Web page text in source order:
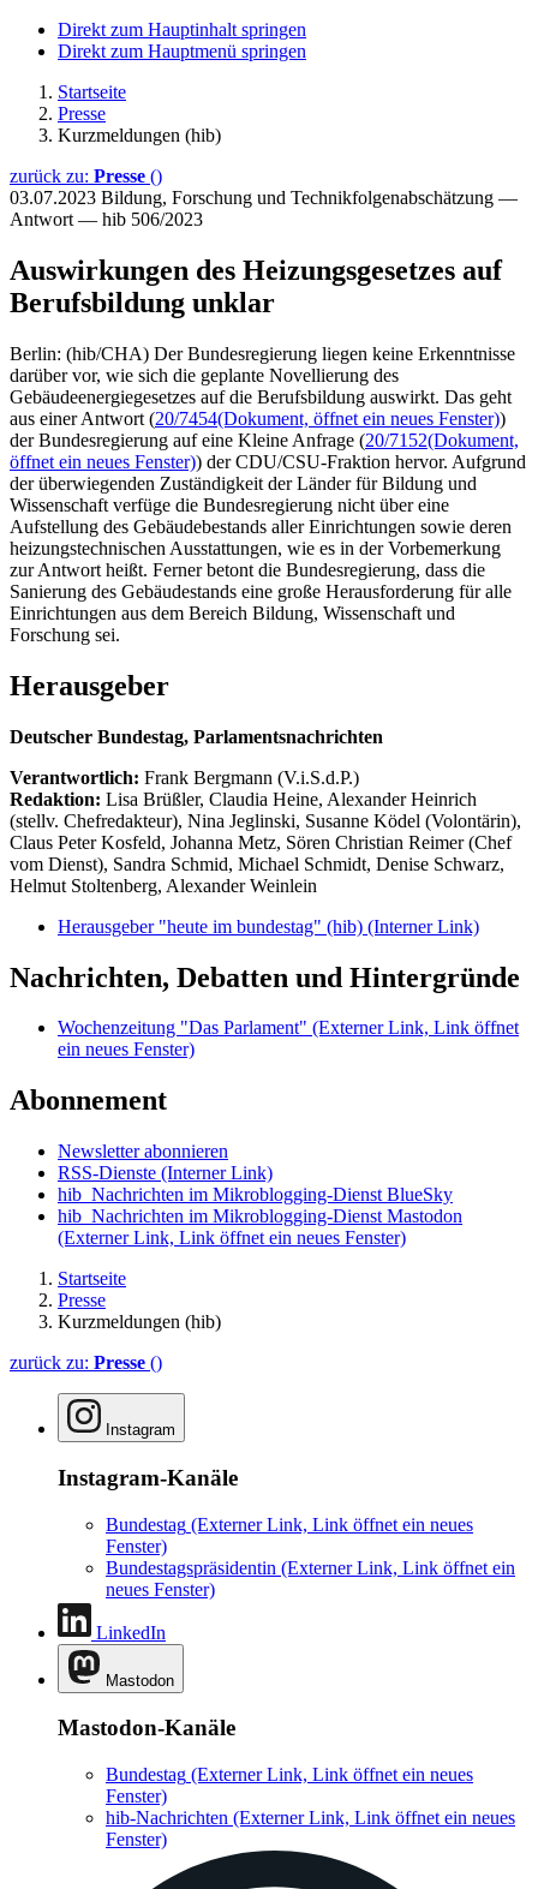
Direkt zum Hauptinhalt springen
Direkt zum Hauptmenü springen
Startseite
Presse
Kurzmeldungen (hib)
zurück zu: Presse ()
03.07.2023 Bildung, Forschung und Technikfolgenabschätzung —
Antwort — hib 506/2023
Auswirkungen des Heizungsgesetzes auf
Berufsbildung unklar
Berlin: (hib/CHA) Der Bundesregierung liegen keine Erkenntnisse
darüber vor, wie sich die geplante Novellierung des
Gebäudeenergiegesetzes auf die Berufsbildung auswirkt. Das geht
aus einer Antwort (20/7454(Dokument, öffnet ein neues Fenster))
der Bundesregierung auf eine Kleine Anfrage (20/7152(Dokument,
öffnet ein neues Fenster)) der CDU/CSU-Fraktion hervor. Aufgrund
der überwiegenden Zuständigkeit der Länder für Bildung und
Wissenschaft verfüge die Bundesregierung nicht über eine
Aufstellung des Gebäudebestands aller Einrichtungen sowie deren
heizungstechnischen Ausstattungen, wie es in der Vorbemerkung
zur Antwort heißt. Ferner betont die Bundesregierung, dass die
Sanierung des Gebäudestands eine große Herausforderung für alle
Einrichtungen aus dem Bereich Bildung, Wissenschaft und
Forschung sei.
Herausgeber
Deutscher Bundestag, Parlamentsnachrichten
Verantwortlich: Frank Bergmann (V.i.S.d.P.)
Redaktion: Lisa Brüßler, Claudia Heine, Alexander Heinrich
(stellv. Chefredakteur), Nina Jeglinski, Susanne Ködel (Volontärin),
Claus Peter Kosfeld, Johanna Metz, Sören Christian Reimer (Chef
vom Dienst), Sandra Schmid, Michael Schmidt, Denise Schwarz,
Helmut Stoltenberg, Alexander Weinlein
Herausgeber "heute im bundestag" (hib) (Interner Link)
Nachrichten, Debatten und Hintergründe
Wochenzeitung "Das Parlament" (Externer Link, Link öffnet
ein neues Fenster)
Abonnement
Newsletter abonnieren
RSS-Dienste (Interner Link)
hib_Nachrichten im Mikroblogging-Dienst BlueSky
hib_Nachrichten im Mikroblogging-Dienst Mastodon
(Externer Link, Link öffnet ein neues Fenster)
Startseite
Presse
Kurzmeldungen (hib)
zurück zu: Presse ()
Instagram
Instagram-Kanäle
Bundestag (Externer Link, Link öffnet ein neues
Fenster)
Bundestagspräsidentin (Externer Link, Link öffnet ein
neues Fenster)
LinkedIn
Mastodon
Mastodon-Kanäle
Bundestag (Externer Link, Link öffnet ein neues
Fenster)
hib-Nachrichten (Externer Link, Link öffnet ein neues
Fenster)